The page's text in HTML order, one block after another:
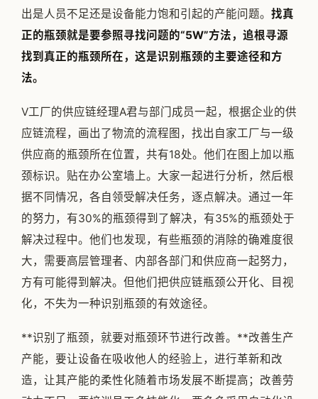
出是人员不足还是设备能力饱和引起的产能问题。 找真
正的瓶颈就是要参照寻找问题的“5W”方法，追根寻源
找到真正的瓶颈所在，这是识别瓶颈的主要途径和方
法。
V工厂的供应链经理A君与部门成员一起，根据企业的供
应链流程，画出了物流的流程图，找出自家工厂与一级
供应商的瓶颈所在位置，共有18处。他们在图上加以瓶
颈标识。贴在办公室墙上。大家一起进行分析，然后根
据不同情况，各自领受解决任务，逐点解决。通过一年
的努力，有30%的瓶颈得到了解决，有35%的瓶颈处于
解决过程中。他们也发现，有些瓶颈的消除的确难度很
大，需要高层管理者、内部各部门和供应商一起努力，
方有可能得到解决。但他们把供应链瓶颈公开化、目视
化，不失为一种识别瓶颈的有效途径。
**识别了瓶颈，就要对瓶颈环节进行改善。**改善生产
产能，要让设备在吸收他人的经验上，进行革新和改
造，让其产能的柔性化随着市场发展不断提高；改善劳